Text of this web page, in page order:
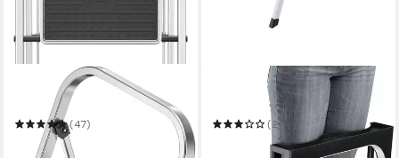
Trittleiter K70 StandardLine
(47)
ab 47,40 €
Trittleiter ComfortLine
(2)
ab 64,65 € UVP94,99 €